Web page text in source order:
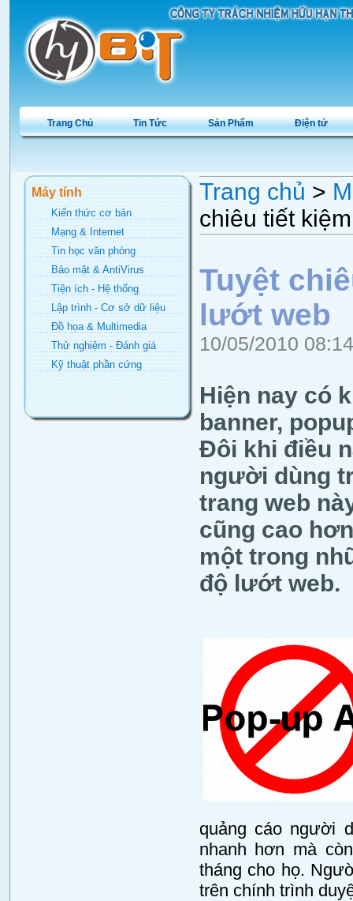
Trang Chủ Tin Tức Sản Phẩm Điện tử
Máy tính
Kiến thức cơ bản
Mạng & Internet
Tin học văn phòng
Bảo mật & AntiVirus
Tiện ích - Hệ thống
Lập trình - Cơ sở dữ liệu
Đồ họa & Multimedia
Thử nghiệm - Đánh giá
Kỹ thuật phần cứng
Trang chủ >
chiêu tiết
Tuyệt
lướt web
10/05/2010
Hiện nay có
banner,
Đôi khi điều
người dùng
trang web
cũng cao
một trong
độ lướt web.
quảng cáo người
nhanh hơn mà
tháng cho họ.
trên chính trình